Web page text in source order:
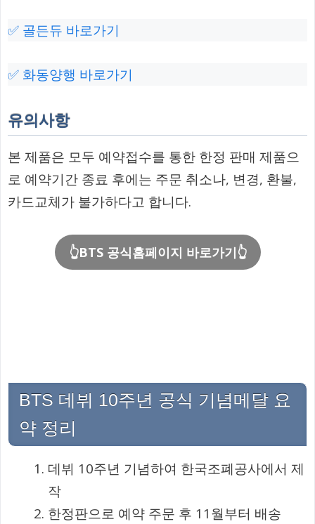
✅ 골든듀 바로가기
✅ 화동양행 바로가기
유의사항
본 제품은 모두 예약접수를 통한 한정 판매 제품으
로 예약기간 종료 후에는 주문 취소나, 변경, 환불,
카드교체가 불가하다고 합니다.
👆BTS 공식홈페이지 바로가기👆
BTS 데뷔 10주년 공식 기념메달 요
약 정리
데뷔 10주년 기념하여 한국조폐공사에서 제
작
한정판으로 예약 주문 후 11월부터 배송